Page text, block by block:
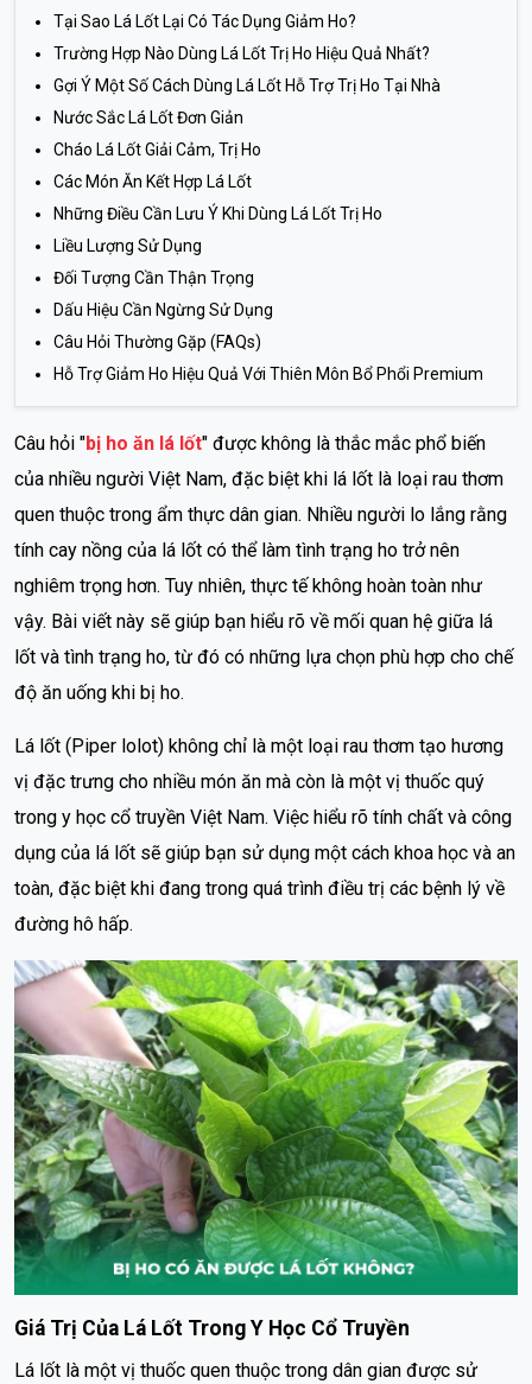
Tại Sao Lá Lốt Lại Có Tác Dụng Giảm Ho?
Trường Hợp Nào Dùng Lá Lốt Trị Ho Hiệu Quả Nhất?
Gợi Ý Một Số Cách Dùng Lá Lốt Hỗ Trợ Trị Ho Tại Nhà
Nước Sắc Lá Lốt Đơn Giản
Cháo Lá Lốt Giải Cảm, Trị Ho
Các Món Ăn Kết Hợp Lá Lốt
Những Điều Cần Lưu Ý Khi Dùng Lá Lốt Trị Ho
Liều Lượng Sử Dụng
Đối Tượng Cần Thận Trọng
Dấu Hiệu Cần Ngừng Sử Dụng
Câu Hỏi Thường Gặp (FAQs)
Hỗ Trợ Giảm Ho Hiệu Quả Với Thiên Môn Bổ Phổi Premium
Câu hỏi "bị ho ăn lá lốt" được không là thắc mắc phổ biến
của nhiều người Việt Nam, đặc biệt khi lá lốt là loại rau thơm
quen thuộc trong ẩm thực dân gian. Nhiều người lo lắng rằng
tính cay nồng của lá lốt có thể làm tình trạng ho trở nên
nghiêm trọng hơn. Tuy nhiên, thực tế không hoàn toàn như
vậy. Bài viết này sẽ giúp bạn hiểu rõ về mối quan hệ giữa lá
lốt và tình trạng ho, từ đó có những lựa chọn phù hợp cho chế
độ ăn uống khi bị ho.
Lá lốt (Piper lolot) không chỉ là một loại rau thơm tạo hương
vị đặc trưng cho nhiều món ăn mà còn là một vị thuốc quý
trong y học cổ truyền Việt Nam. Việc hiểu rõ tính chất và công
dụng của lá lốt sẽ giúp bạn sử dụng một cách khoa học và an
toàn, đặc biệt khi đang trong quá trình điều trị các bệnh lý về
đường hô hấp.
Giá Trị Của Lá Lốt Trong Y Học Cổ Truyền
Lá lốt là một vị thuốc quen thuộc trong dân gian được sử